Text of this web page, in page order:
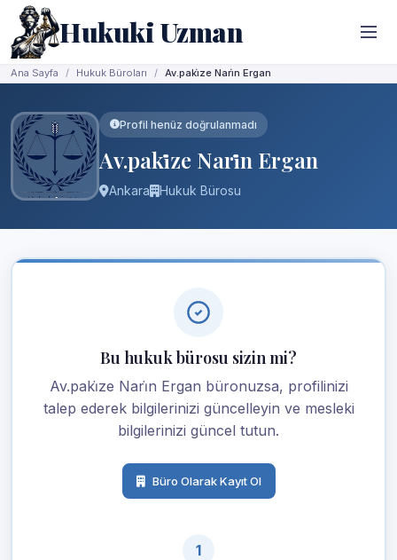
Hukuki Uzman
Ana Sayfa Hukuk Büroları Av.paki̇ze Nari̇n Ergan
Profil henüz doğrulanmadı
Av.paki̇ze Nari̇n Ergan
Ankara Hukuk Bürosu
Bu hukuk bürosu sizin mi?
Av.paki̇ze Nari̇n Ergan büronuzsa, profilinizi
talep ederek bilgilerinizi güncelleyin ve mesleki
bilgilerinizi güncel tutun.
Büro Olarak Kayıt Ol
1